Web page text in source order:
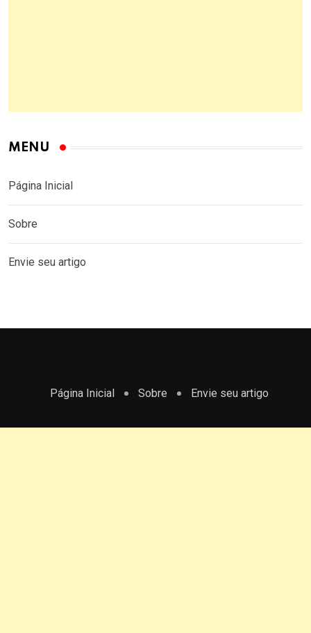
MENU
Página Inicial
Sobre
Envie seu artigo
Página Inicial Sobre Envie seu artigo